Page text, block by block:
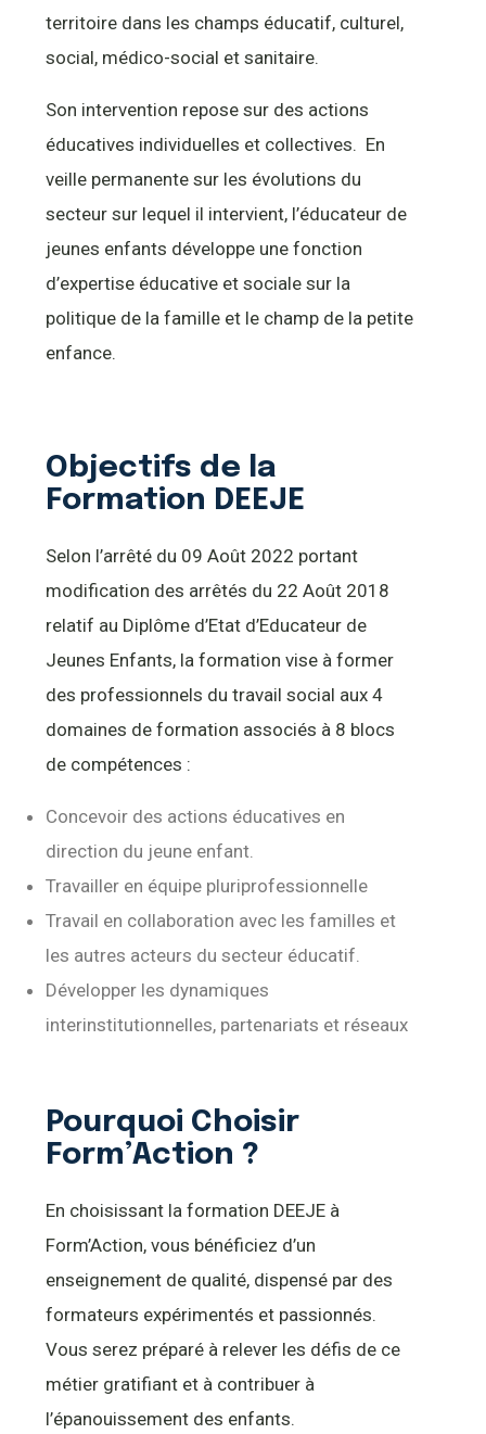
territoire dans les champs éducatif, culturel,
social, médico-social et sanitaire.
Son intervention repose sur des actions
éducatives individuelles et collectives. En
veille permanente sur les évolutions du
secteur sur lequel il intervient, l’éducateur de
jeunes enfants développe une fonction
d’expertise éducative et sociale sur la
politique de la famille et le champ de la petite
enfance.
Objectifs de la
Formation DEEJE
Selon l’arrêté du 09 Août 2022 portant
modification des arrêtés du 22 Août 2018
relatif au Diplôme d’Etat d’Educateur de
Jeunes Enfants, la formation vise à former
des professionnels du travail social aux 4
domaines de formation associés à 8 blocs
de compétences :
Concevoir des actions éducatives en
direction du jeune enfant.
Travailler en équipe pluriprofessionnelle
Travail en collaboration avec les familles et
les autres acteurs du secteur éducatif.
Développer les dynamiques
interinstitutionnelles, partenariats et réseaux
Pourquoi Choisir
Form’Action ?
En choisissant la formation DEEJE à
Form’Action, vous bénéficiez d’un
enseignement de qualité, dispensé par des
formateurs expérimentés et passionnés.
Vous serez préparé à relever les défis de ce
métier gratifiant et à contribuer à
l’épanouissement des enfants.